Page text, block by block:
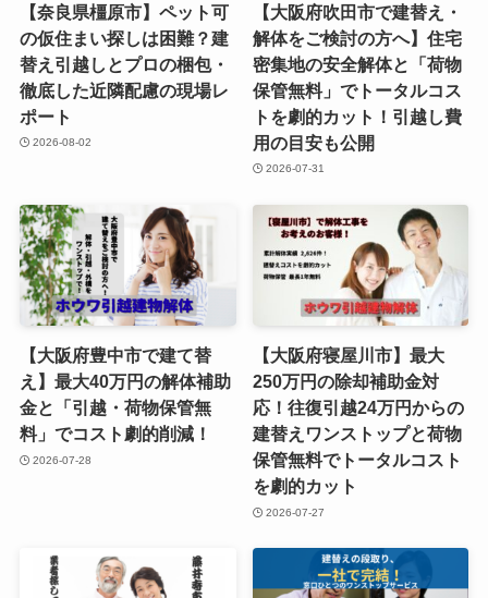
【奈良県橿原市】ペット可
の仮住まい探しは困難？建
替え引越しとプロの梱包・
徹底した近隣配慮の現場レ
ポート
2026-08-02
【大阪府吹田市で建替え・
解体をご検討の方へ】住宅
密集地の安全解体と「荷物
保管無料」でトータルコス
トを劇的カット！引越し費
用の目安も公開
2026-07-31
【大阪府豊中市で建て替
え】最大40万円の解体補助
金と「引越・荷物保管無
料」でコスト劇的削減！
2026-07-28
【大阪府寝屋川市】最大
250万円の除却補助金対
応！往復引越24万円からの
建替えワンストップと荷物
保管無料でトータルコスト
を劇的カット
2026-07-27